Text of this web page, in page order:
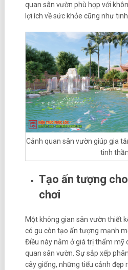
quan sân vườn phù hợp với
lợi ích về sức khỏe cũng như
Cảnh quan sân vườn giúp gia
tinh thần
Tạo ấn tượng
chơi
Một không gian sân vườn thiết
có gu còn tạo ấn tượng mạnh
Điều này nằm ở giá trị thẩm mỹ
quan sân vườn. Sự sắp xếp
cây giống, những tiểu cảnh đẹp